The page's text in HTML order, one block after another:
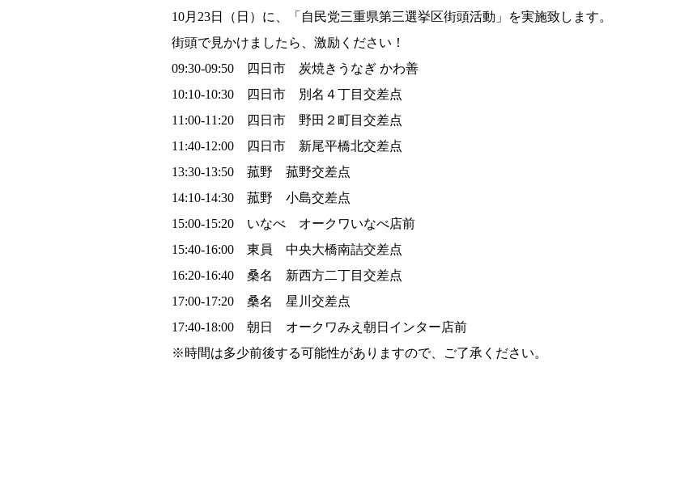
10月23日（日）に、「自民党三重県第三選挙区街頭活動」を実施致します。
街頭で見かけましたら、激励ください！
09:30-09:50 四日市 炭焼きうなぎ かわ善
10:10-10:30 四日市 別名４丁目交差点
11:00-11:20 四日市 野田２町目交差点
11:40-12:00 四日市 新尾平橋北交差点
13:30-13:50 菰野 菰野交差点
14:10-14:30 菰野 小島交差点
15:00-15:20 いなべ オークワいなべ店前
15:40-16:00 東員 中央大橋南詰交差点
16:20-16:40 桑名 新西方二丁目交差点
17:00-17:20 桑名 星川交差点
17:40-18:00 朝日 オークワみえ朝日インター店前
※時間は多少前後する可能性がありますので、ご了承ください。